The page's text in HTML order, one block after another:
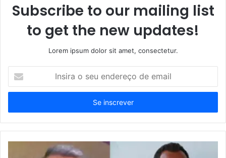
Subscribe to our mailing list
to get the new updates!
Lorem ipsum dolor sit amet, consectetur.
seu
de
email